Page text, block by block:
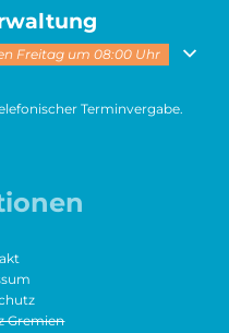
Schließzeiten auszublenden
Freitag um 08:00 Uhr
Terminvergabe.
Gremien